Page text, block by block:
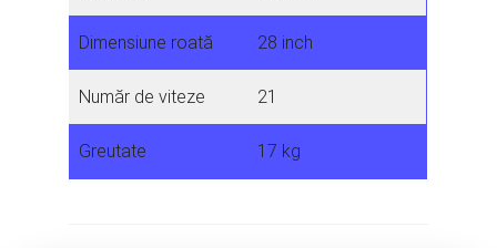
Dimensiune roată 28 inch
Număr de viteze 21
Greutate 17 kg